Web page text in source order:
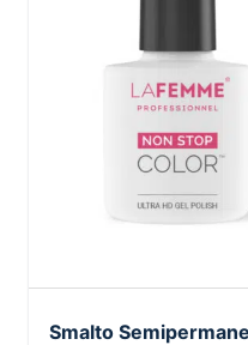
Smalto